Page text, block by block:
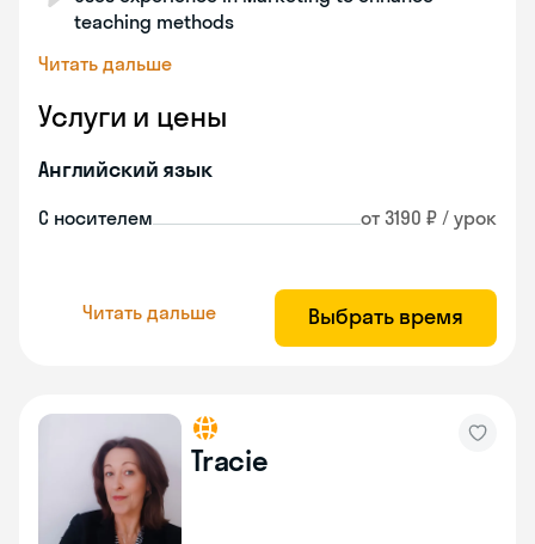
teaching methods
Читать дальше
Услуги и цены
Английский язык
С носителем от 3190 ₽ / урок
Читать дальше Выбрать время
Tracie